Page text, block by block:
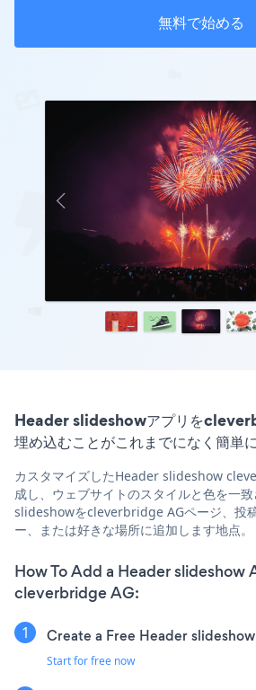
無料で始める
Header slideshowアプリを
埋め込むことがこれまでになく簡単
カスタマイズしたHeader slideshow
成し、ウェブサイトのスタイルと色を一
slideshowをcleverbridge AGページ、投
ー、または好きな場所に追加します地点。
How To Add a Header slideshow
cleverbridge AG:
Create a Free Header
Start for free now